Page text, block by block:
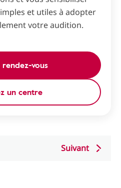
et utiles à adopter
votre audition.
vous
un centre
Suivant